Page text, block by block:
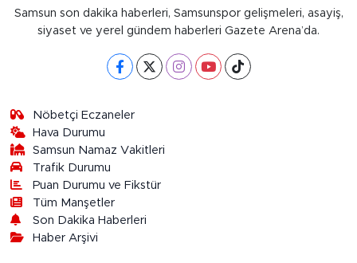
Samsun son dakika haberleri, Samsunspor gelişmeleri, asayiş,
siyaset ve yerel gündem haberleri Gazete Arena’da.
Nöbetçi Eczaneler
Hava Durumu
Samsun Namaz Vakitleri
Trafik Durumu
Puan Durumu ve Fikstür
Tüm Manşetler
Son Dakika Haberleri
Haber Arşivi